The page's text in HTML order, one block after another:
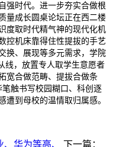
强时代。进一步夯实合做根
量成长圆桌论坛正在西二楼
度取时代精气神的现代化机
控机床靠得住性提拔的手艺
换、展现等多元需求，学院
线，放置专人取学生意愿者
宽合做范畴、提拔合做条
触书写校园糊口、科创逐
遭到母校的温情取归属感。
华为等高、
下一篇：